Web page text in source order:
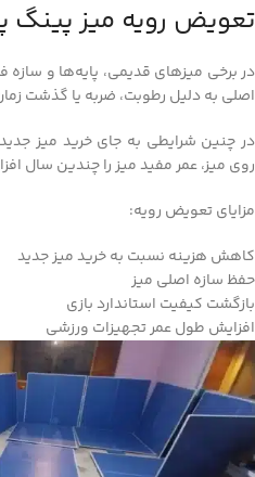
تعویض رویه میز پینگ
در برخی میزهای قدیمی، پایه‌ها و
اصلی به دلیل رطوبت، ضربه یا گذشت
در چنین شرایطی به جای خرید میز
روی میز، عمر مفید میز را چندین سال
مزایای تعویض رویه:
کاهش هزینه نسبت به خرید میز جدید
حفظ سازه اصلی میز
بازگشت کیفیت استاندارد بازی
افزایش طول عمر تجهیزات ورزشی